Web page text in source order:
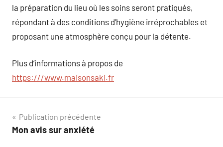
la préparation du lieu où les soins seront pratiqués,
répondant à des conditions d’hygiène irréprochables et
proposant une atmosphère conçu pour la détente.
Plus d’informations à propos de
https:///www.maisonsaki.fr
Navigation
de
Publication précédente
Mon avis sur anxiété